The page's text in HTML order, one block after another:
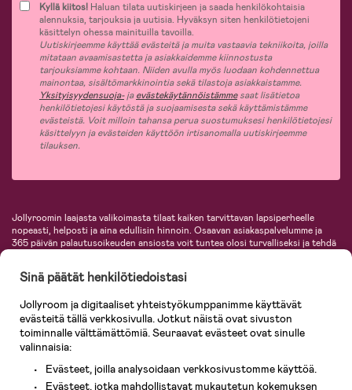
Kyllä kiitos! Haluan tilata uutiskirjeen ja saada henkilökohtaisia
alennuksia, tarjouksia ja uutisia. Hyväksyn siten henkilötietojeni
käsittelyn ohessa mainituilla tavoilla.
Uutiskirjeemme käyttää evästeitä ja muita vastaavia tekniikoita, joilla
mitataan avaamisastetta ja asiakkaidemme kiinnostusta
tarjouksiamme kohtaan. Niiden avulla myös luodaan kohdennettua
mainontaa, sisältömarkkinointia sekä tilastoja asiakkaistamme.
Yksityisyydensuoja-jaevästekäytännöistämmesaat lisätietoa
henkilötietojesi käytöstä ja suojaamisesta sekä käyttämistämme
evästeistä. Voit milloin tahansa perua suostumuksesi henkilötietojesi
käsittelyyn ja evästeiden käyttöön irtisanomalla uutiskirjeemme
tilauksen.
Jollyroomin laajasta valikoimasta tilaat kaiken tarvittavan lapsiperheelle
nopeasti, helposti ja aina edullisin hinnoin. Osaavan asiakaspalvelumme ja
365 päivän palautusoikeuden ansiosta voit tuntea olosi turvalliseksi ja tehdä
lastentarvikkeita sekä paljon muuta. Meiltä löydät lukuisia tunnettuja
KidKraft, Ergobaby, Philips Avent, Neonate, Cybex, LEGO ja monia muita!
Tervetuloa shoppailemaan Pohjoismaiden suurimpaan lastentarvikkeiden
verkkokauppaan!
Sinä päätät henkilötiedoistasi
Jollyroom ja digitaaliset yhteistyökumppanimme käyttävät
evästeitä tällä verkkosivulla. Jotkut näistä ovat sivuston
toiminnalle välttämättömiä. Seuraavat evästeet ovat sinulle
valinnaisia:
Evästeet, joilla analysoidaan verkkosivustomme käyttöä.
Evästeet, jotka mahdollistavat mukautetun kokemuksen